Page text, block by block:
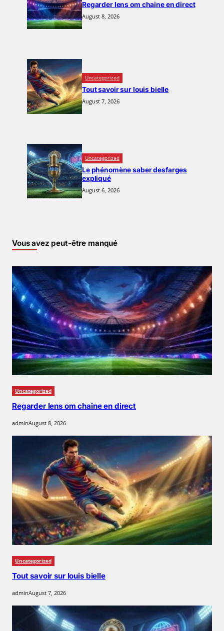
Regarder lens om chaine en direct
August 8, 2026
Uncategorized
Tout savoir sur louis bielle
August 7, 2026
Uncategorized
Le phénomène saber desfarges
expliqué
August 6, 2026
Vous avez peut-être manqué
Uncategorized
Regarder lens om chaine en direct
adminAugust 8, 2026
Uncategorized
Tout savoir sur louis bielle
adminAugust 7, 2026